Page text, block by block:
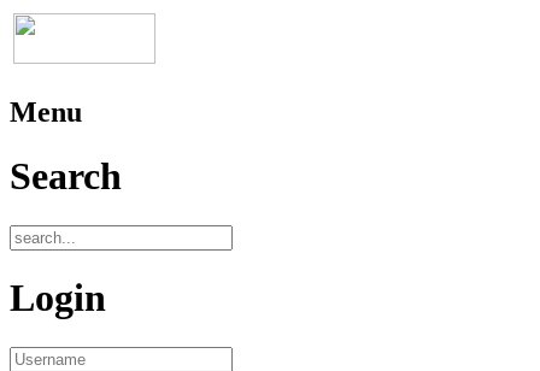
Menu
Search
Login